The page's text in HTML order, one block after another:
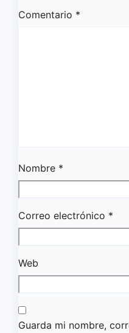
Comentario *
Nombre *
Correo electrónico *
Web
Guarda mi nombre,